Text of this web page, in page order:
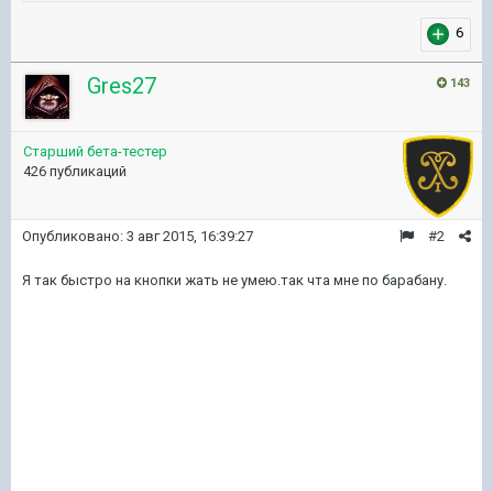
6
143
Gres27
Старший бета-тестер
426 публикаций
#2
Опубликовано: 3 авг 2015, 16:39:27
Я так быстро на кнопки жать не умею.так чта мне по барабану.